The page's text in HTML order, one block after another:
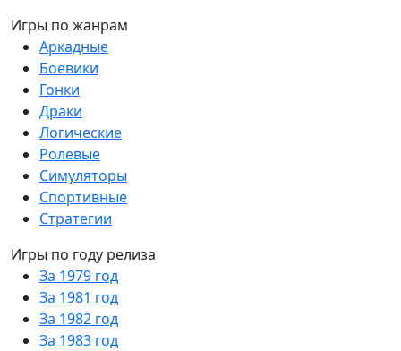
Игры по жанрам
Аркадные
Боевики
Гонки
Драки
Логические
Ролевые
Симуляторы
Спортивные
Стратегии
Игры по году релиза
За 1979 год
За 1981 год
За 1982 год
За 1983 год